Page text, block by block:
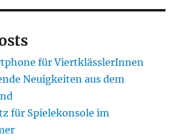
für ViertklässlerInnen
Neuigkeiten aus dem
für Spielekonsole im